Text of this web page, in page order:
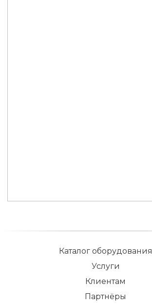
Каталог оборудования
Услуги
Клиентам
Партнёры